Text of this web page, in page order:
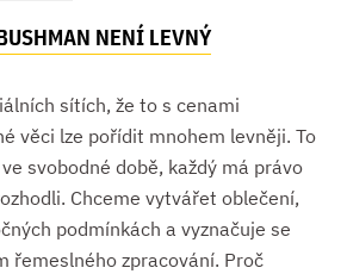
NENÍ LEVNÝ
sítích, že to s cenami
věci lze pořídit mnohem levněji. To
svobodné době, každý má právo
Chceme vytvářet oblečení,
podmínkách a vyznačuje se
řemeslného zpracování. Proč